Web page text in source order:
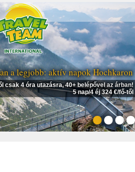
a legjobb: aktív napok Hochkaron
csak 4 óra utazásra, 40+ belépővel az árban!
5 nap/4 éj 324 €/fő-től